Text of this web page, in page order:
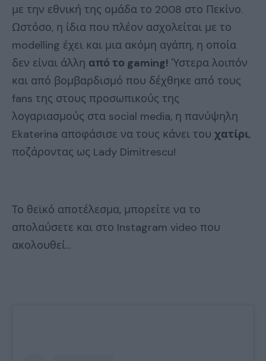
με την εθνική της ομάδα το 2008 στο Πεκίνο.
Ωστόσο, η ίδια που πλέον ασχολείται με το
modelling έχει και μια ακόμη αγάπη, η οποία
δεν είναι άλλη από το gaming! Ύστερα λοιπόν
και από βομβαρδισμό που δέχθηκε από τους
fans της στους προσωπικούς της
λογαριασμούς στα social media, η πανύψηλη
Ekaterina αποφάσισε να τους κάνει του χατίρι,
ποζάροντας ως Lady Dimitrescu!
Το θεϊκό αποτέλεσμα, μπορείτε να το
απολαύσετε και στο Instagram video που
ακολουθεί…